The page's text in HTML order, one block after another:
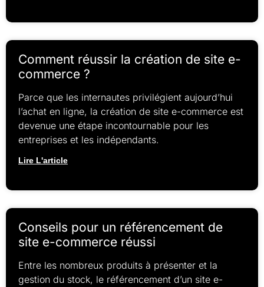
Comment réussir la création de site e-
commerce ?
Parce que les internautes privilégient aujourd’hui
l’achat en ligne, la création de site e-commerce est
devenue une étape incontournable pour les
entreprises et les indépendants.
Lire L'article
Conseils pour un référencement de
site e-commerce réussi
Entre les nombreux produits à présenter et la
gestion du stock, le référencement d’un site e-